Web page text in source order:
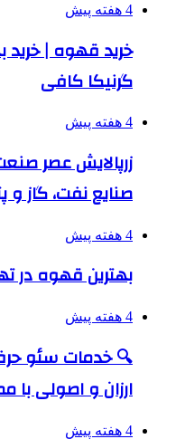
4 هفته پیش
خرید قهوه |
گرنیکا کافی
4 هفته پیش
صنایع نفت، گاز
4 هفته پیش
بهترین قهوه در
4 هفته پیش
ارزان و اصولی با
4 هفته پیش